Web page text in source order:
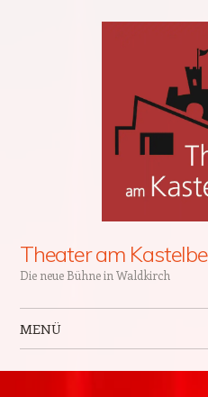
Theater am
Die neue Bühne in Waldkirch
MENÜ